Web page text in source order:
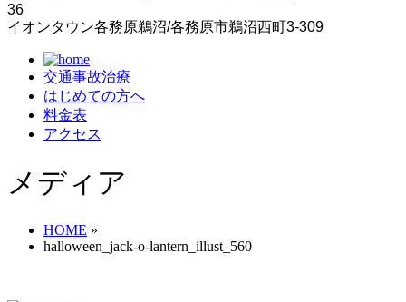
36
イオンタウン各務原鵜沼/各務原市鵜沼西町3-309
交通事故治療
はじめての方へ
料金表
アクセス
メディア
HOME »
halloween_jack-o-lantern_illust_560